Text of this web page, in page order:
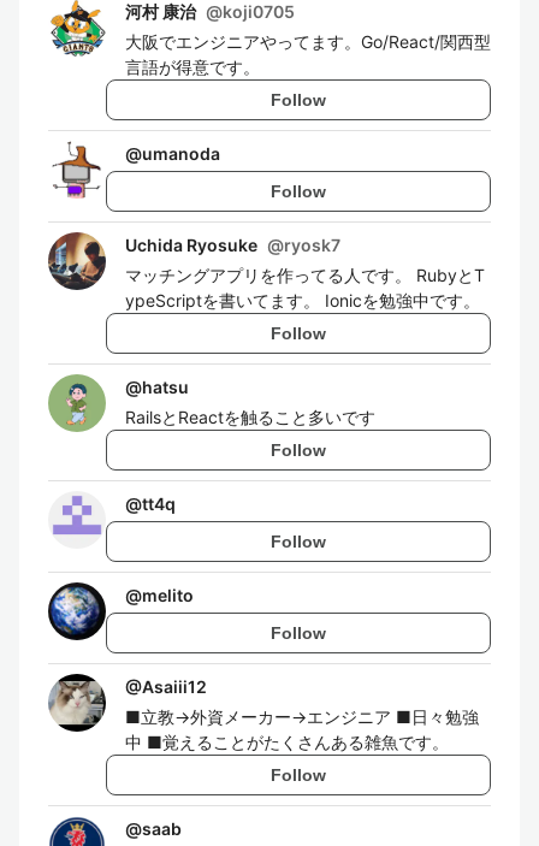
河村 康治 @koji0705
大阪でエンジニアやってます。Go/React/関西型
言語が得意です。
Follow
@umanoda
Follow
Uchida Ryosuke @ryosk7
マッチングアプリを作ってる人です。 RubyとT
ypeScriptを書いてます。 Ionicを勉強中です。
Follow
@hatsu
RailsとReactを触ること多いです
Follow
@tt4q
Follow
@melito
Follow
@Asaiii12
■立教→外資メーカー→エンジニア ■日々勉強
中 ■覚えることがたくさんある雑魚です。
Follow
@saab